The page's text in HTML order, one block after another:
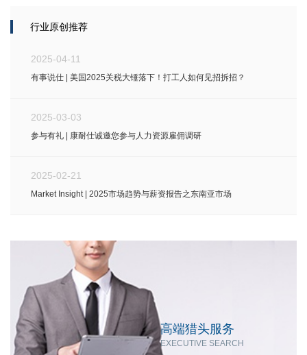
行业原创推荐
2025-04-11
有事说仕 | 美国2025关税大锤落下！打工人如何见招拆招？
2025-03-03
参与有礼 | 康耐仕诚邀您参与人力资源雇佣调研
2025-02-21
Market Insight | 2025市场趋势与薪资报告之东南亚市场
高端猎头服务
EXECUTIVE SEARCH